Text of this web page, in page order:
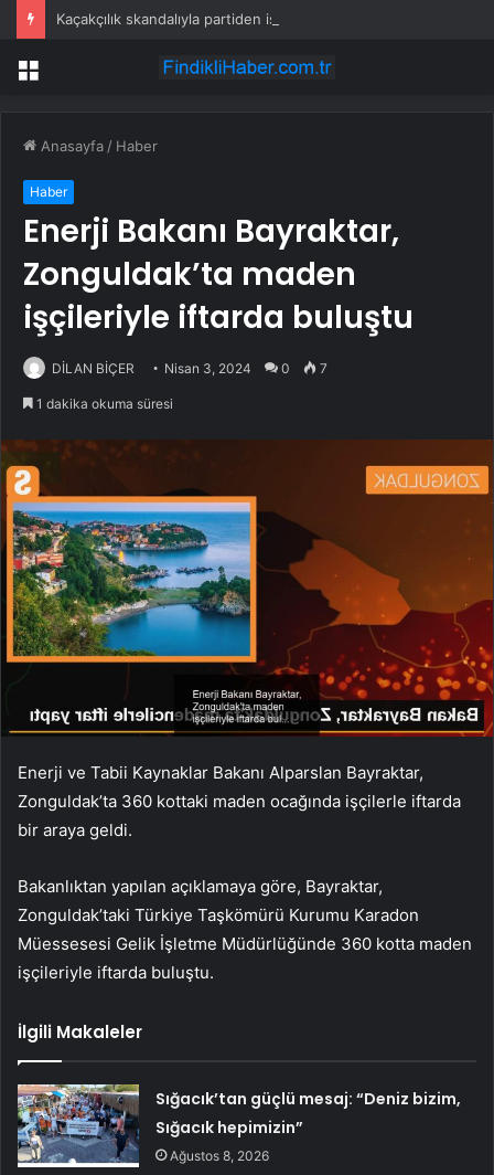
Menü
Anasayfa / Haber
Haber
Enerji Bakanı Bayraktar,
Zonguldak’ta maden
işçileriyle iftarda buluştu
DİLAN BİÇER Nisan 3, 2024 0 7
1 dakika okuma süresi
Enerji ve Tabii Kaynaklar Bakanı Alparslan Bayraktar,
Zonguldak’ta 360 kottaki maden ocağında işçilerle iftarda
bir araya geldi.
Bakanlıktan yapılan açıklamaya göre, Bayraktar,
Zonguldak’taki Türkiye Taşkömürü Kurumu Karadon
Müessesesi Gelik İşletme Müdürlüğünde 360 kotta maden
işçileriyle iftarda buluştu.
İlgili Makaleler
Sığacık’tan güçlü mesaj: “Deniz bizim,
Sığacık hepimizin”
Ağustos 8, 2026